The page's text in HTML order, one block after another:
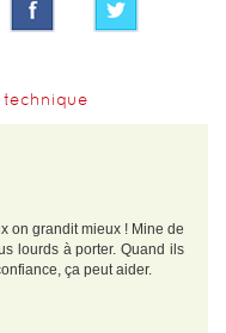
technique
on grandit mieux ! Mine de
lourds à porter. Quand ils
ça peut aider.